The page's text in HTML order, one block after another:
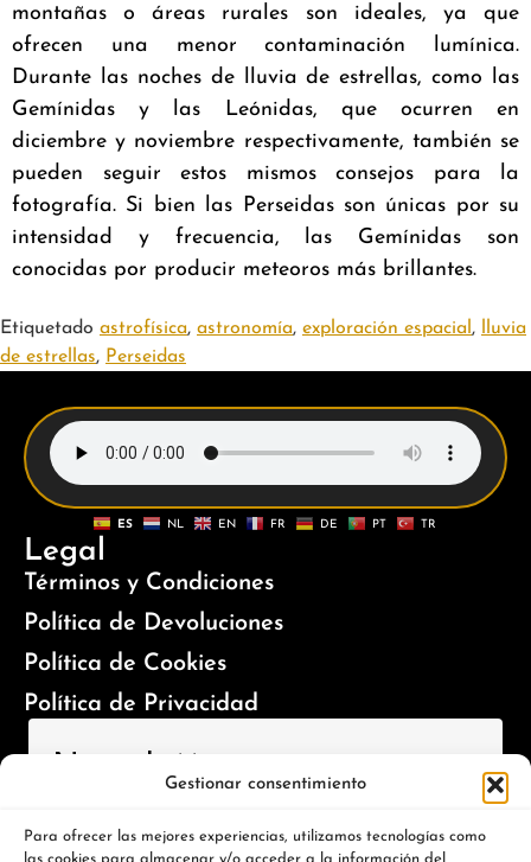
Gestionar consentimiento
Para ofrecer las mejores experiencias, utilizamos tecnologías como
las cookies para almacenar y/o acceder a la información del
montañas o áreas rurales son ideales, ya que
ofrecen una menor contaminación lumínica.
Durante las noches de lluvia de estrellas, como las
Gemínidas y las Leónidas, que ocurren en
diciembre y noviembre respectivamente, también se
pueden seguir estos mismos consejos para la
fotografía. Si bien las Perseidas son únicas por su
intensidad y frecuencia, las Gemínidas son
conocidas por producir meteoros más brillantes.
Etiquetado astrofísica, astronomía, exploración espacial ,
lluvia
de estrellas, Perseidas
ES NL EN FR DE PT TR
Legal
Términos y Condiciones
Política de Devoluciones
Política de Cookies
Política de Privacidad
Newsletter